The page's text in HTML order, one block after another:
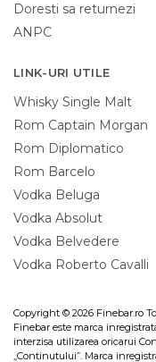
Doresti sa returnezi
ANPC
LINK-URI UTILE
Whisky Single Malt
Rom Captain Morgan
Rom Diplomatico
Rom Barcelo
Vodka Beluga
Vodka Absolut
Vodka Belvedere
Vodka Roberto Cavalli
Copyright © 2026 Finebar.ro
Finebar este marca
interzisa utilizarea oricarui
„Continutului”. Marca